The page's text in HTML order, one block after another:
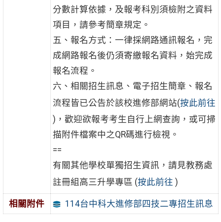
分數計算依據，及報考科別須檢附之資料
項目，請參考簡章規定。
五、報名方式：一律採網路通訊報名，完
成網路報名後仍須寄繳報名資料，始完成
報名流程。
六、相關招生訊息、電子招生簡章、報名
流程皆已公告於該校進修部網站(按此前往
)，歡迎欲報考考生自行上網查詢，或可掃
描附件檔案中之QR碼進行檢視。
==
有關其他學校單獨招生資訊，請見教務處
註冊組高三升學專區 (按此前往 )
相關附件 114台中科大進修部四技二專招生訊息